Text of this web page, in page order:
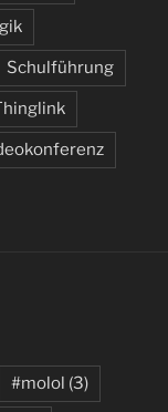
Schulführung
#molol (3)